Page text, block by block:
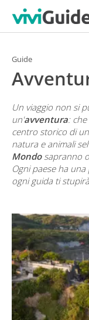
Guide
Un viaggio non si
un'avventura:
centro storico di
natura e animali
Mondosapranno
Ogni paese ha
ogni guida ti